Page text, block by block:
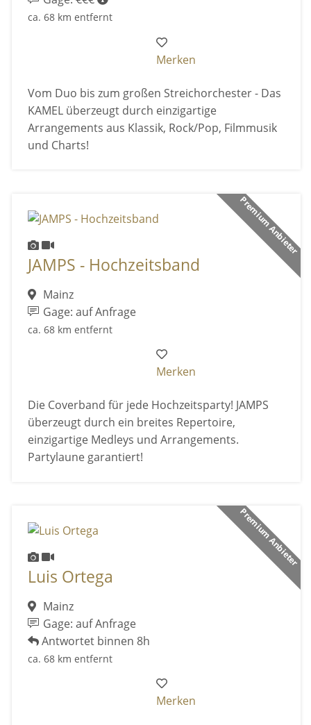
ca. 68 km entfernt
Merken
Vom Duo bis zum großen Streichorchester - Das
KAMEL überzeugt durch einzigartige
Arrangements aus Klassik, Rock/Pop, Filmmusik
und Charts!
Premium Anbieter
JAMPS - Hochzeitsband
Mainz
Gage: auf Anfrage
ca. 68 km entfernt
Merken
Die Coverband für jede Hochzeitsparty! JAMPS
überzeugt durch ein breites Repertoire,
einzigartige Medleys und Arrangements.
Partylaune garantiert!
Premium Anbieter
Luis Ortega
Mainz
Gage: auf Anfrage
Antwortet binnen 8h
ca. 68 km entfernt
Merken